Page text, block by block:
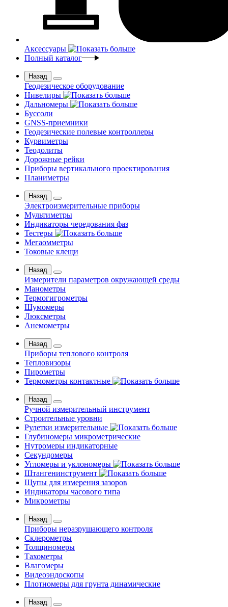
Аксессуары
Полный каталог
Назад
Геодезическое оборудование
Нивелиры
Дальномеры
Буссоли
GNSS-приемники
Геодезические полевые контроллеры
Курвиметры
Теодолиты
Дорожные рейки
Приборы вертикального проектирования
Планиметры
Назад
Электроизмерительные приборы
Мультиметры
Индикаторы чередования фаз
Тестеры
Мегаомметры
Токовые клещи
Назад
Измерители параметров окружающей среды
Манометры
Термогигрометры
Шумомеры
Люксметры
Анемометры
Назад
Приборы теплового контроля
Тепловизоры
Пирометры
Термометры контактные
Назад
Ручной измерительный инструмент
Строительные уровни
Рулетки измерительные
Глубиномеры микрометрические
Нутромеры индикаторные
Секундомеры
Угломеры и уклономеры
Штангенинструмент
Щупы для измерения зазоров
Индикаторы часового типа
Микрометры
Назад
Приборы неразрушающего контроля
Склерометры
Толщиномеры
Тахометры
Влагомеры
Видеоэндоскопы
Плотномеры для грунта динамические
Назад